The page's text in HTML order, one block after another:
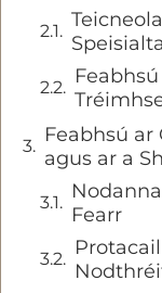
Speisialta
Feabhsú ar
agus ar a
Fearr